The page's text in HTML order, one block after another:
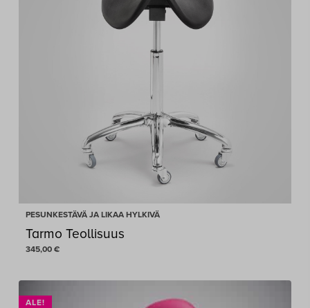
PESUNKESTÄVÄ JA LIKAA HYLKIVÄ
Tarmo Teollisuus
345,00 €
ALE!